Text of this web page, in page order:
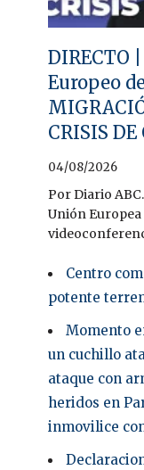
DIRECTO
Europeo
CRISIS DE
04/08/2026
Por Diario
Unión
Centro
potente
Momento
un cuchillo
ataque con
heridos en
inmovilice